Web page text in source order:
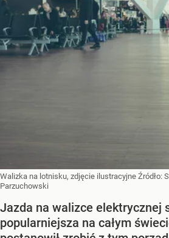
Walizka na lotnisku, zdjęcie ilustracyjne Źródło:
Parzuchowski
Jazda na walizce elektrycznej
popularniejsza na całym